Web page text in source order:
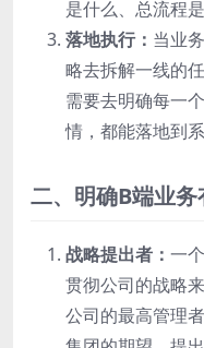
是什么、总流程是
落地执行： 当业
略去拆解一线的
需要去明确每一
情，都能落地到
二、明确B端业
战略提出者： 一
贯彻公司的战略
公司的最高管理